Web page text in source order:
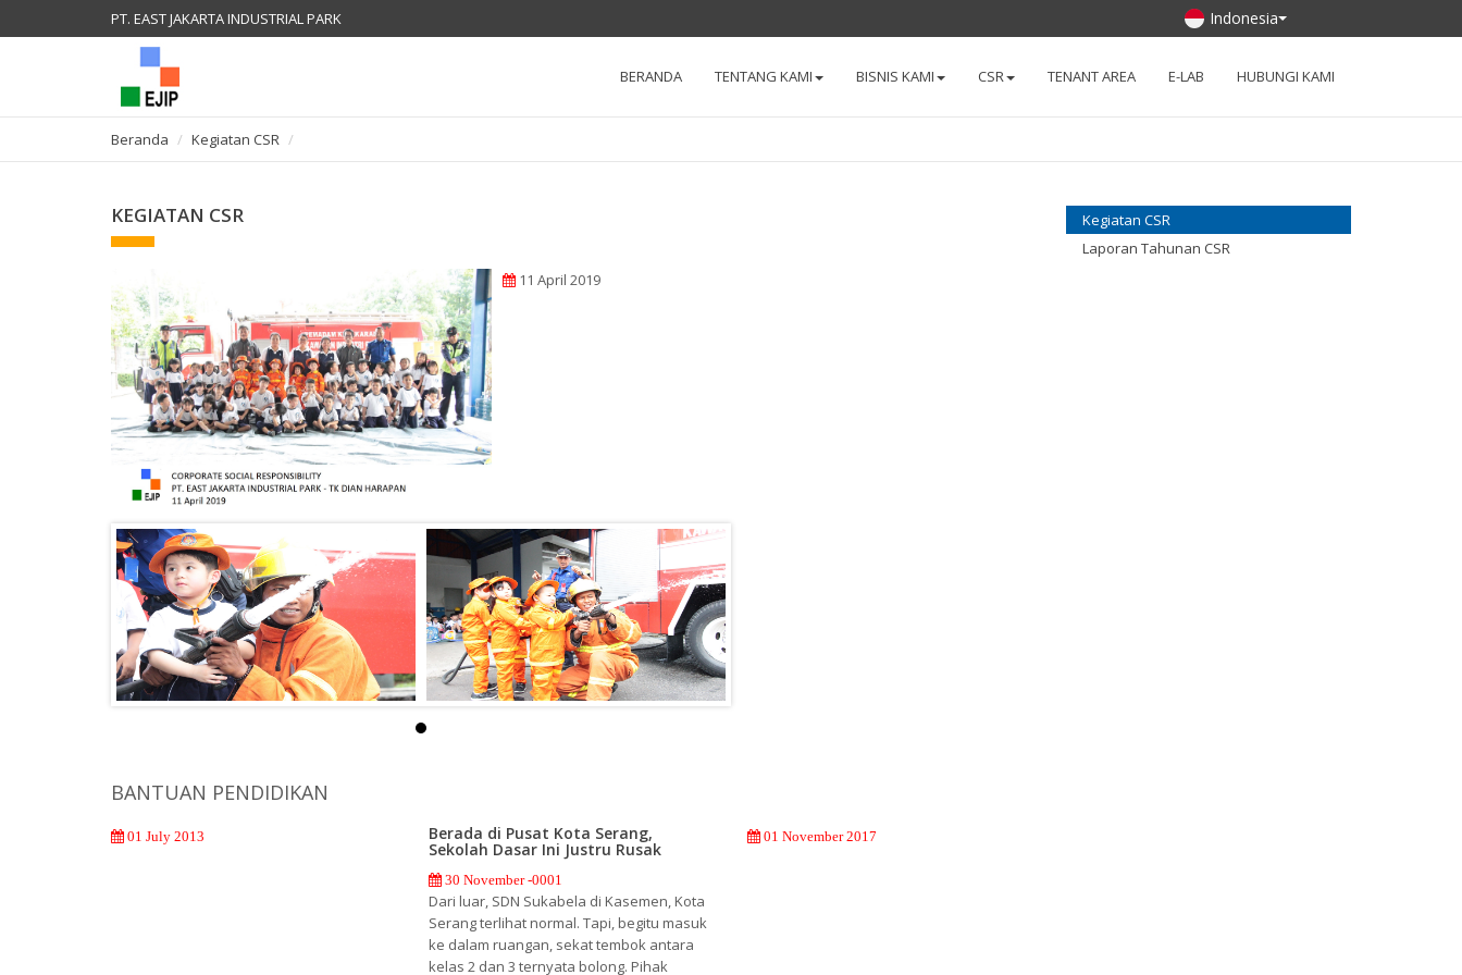
PT. EAST JAKARTA INDUSTRIAL PARK Indonesia
BERANDA TENTANG KAMI BISNIS KAMI CSR TENANT AREA E-LAB HUBUNGI KAMI
Beranda Kegiatan CSR
KEGIATAN CSR
11 April 2019
Kegiatan CSR
Laporan Tahunan CSR
BANTUAN PENDIDIKAN
01 July 2013 Berada di Pusat Kota Serang,
Sekolah Dasar Ini Justru Rusak
30 November -0001
Dari luar, SDN Sukabela di Kasemen, Kota
Serang terlihat normal. Tapi, begitu masuk
ke dalam ruangan, sekat tembok antara
kelas 2 dan 3 ternyata bolong. Pihak
01 November 2017